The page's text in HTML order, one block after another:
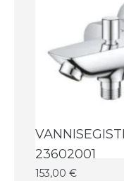
23602001
153,00 €